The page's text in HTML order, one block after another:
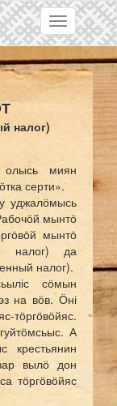
Toggle
navigation
налог)
миян
серти».
уджалӧмысь
мынтӧ
мынтӧ
налог) да
налог).
сӧмын
на вӧв. Ӧні
тӧргӧвӧйяс.
А
крестьянин
вылӧ дон
тӧргӧвӧйяс